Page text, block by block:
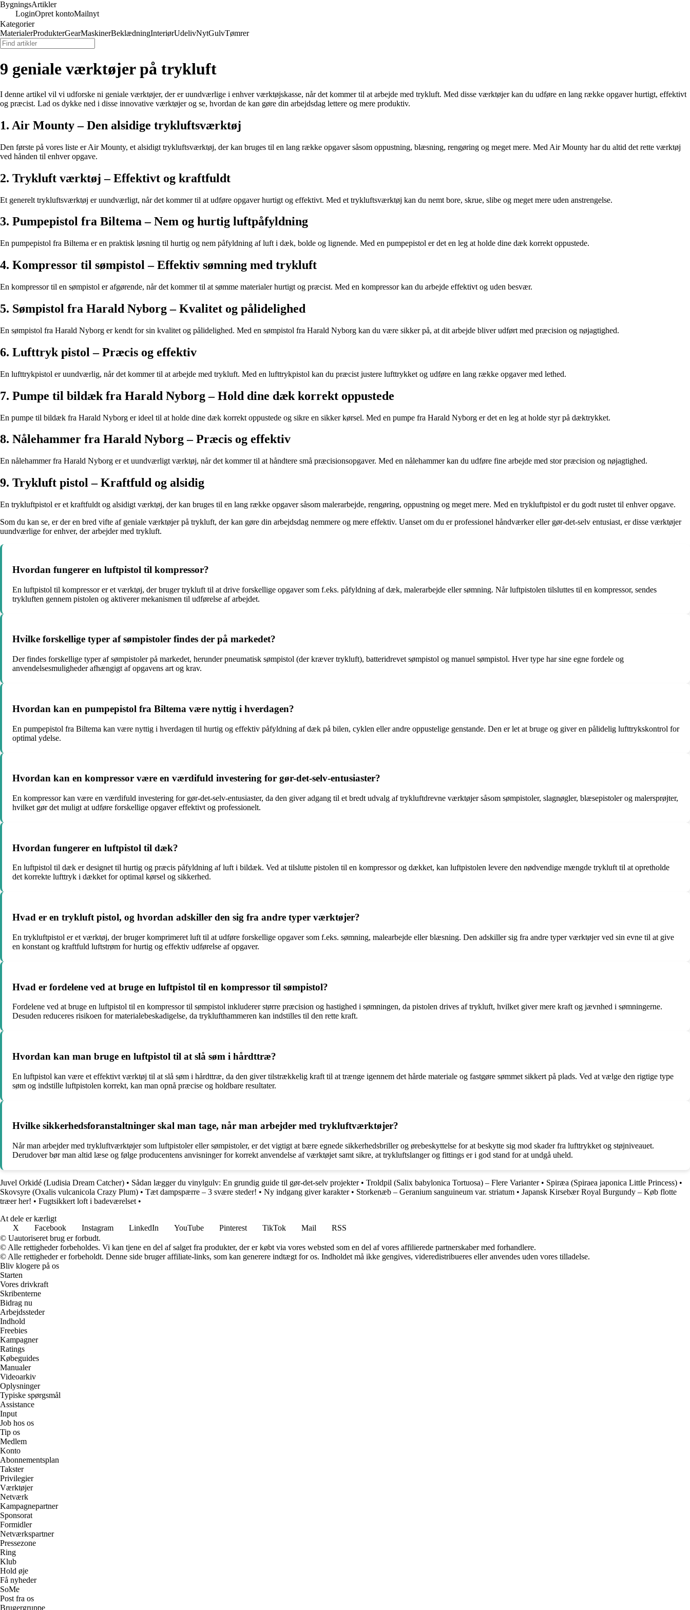
BygningsArtikler
LoginOpret kontoMailnyt
Kategorier
MaterialerProdukterGearMaskinerBeklædningInteriørUdelivNytGulvTømrer
9 geniale værktøjer på trykluft
I denne artikel vil vi udforske ni geniale værktøjer, der er uundværlige i enhver værktøjskasse, når det kommer til at arbejde med trykluft. Med disse værktøjer kan du udføre en lang række opgaver hurtigt, effektivt
og præcist. Lad os dykke ned i disse innovative værktøjer og se, hvordan de kan gøre din arbejdsdag lettere og mere produktiv.
1. Air Mounty – Den alsidige trykluftsværktøj
Den første på vores liste er Air Mounty, et alsidigt trykluftsværktøj, der kan bruges til en lang række opgaver såsom oppustning, blæsning, rengøring og meget mere. Med Air Mounty har du altid det rette værktøj
ved hånden til enhver opgave.
2. Trykluft værktøj – Effektivt og kraftfuldt
Et generelt trykluftsværktøj er uundværligt, når det kommer til at udføre opgaver hurtigt og effektivt. Med et trykluftsværktøj kan du nemt bore, skrue, slibe og meget mere uden anstrengelse.
3. Pumpepistol fra Biltema – Nem og hurtig luftpåfyldning
En pumpepistol fra Biltema er en praktisk løsning til hurtig og nem påfyldning af luft i dæk, bolde og lignende. Med en pumpepistol er det en leg at holde dine dæk korrekt oppustede.
4. Kompressor til sømpistol – Effektiv sømning med trykluft
En kompressor til en sømpistol er afgørende, når det kommer til at sømme materialer hurtigt og præcist. Med en kompressor kan du arbejde effektivt og uden besvær.
5. Sømpistol fra Harald Nyborg – Kvalitet og pålidelighed
En sømpistol fra Harald Nyborg er kendt for sin kvalitet og pålidelighed. Med en sømpistol fra Harald Nyborg kan du være sikker på, at dit arbejde bliver udført med præcision og nøjagtighed.
6. Lufttryk pistol – Præcis og effektiv
En lufttrykpistol er uundværlig, når det kommer til at arbejde med trykluft. Med en lufttrykpistol kan du præcist justere lufttrykket og udføre en lang række opgaver med lethed.
7. Pumpe til bildæk fra Harald Nyborg – Hold dine dæk korrekt oppustede
En pumpe til bildæk fra Harald Nyborg er ideel til at holde dine dæk korrekt oppustede og sikre en sikker kørsel. Med en pumpe fra Harald Nyborg er det en leg at holde styr på dæktrykket.
8. Nålehammer fra Harald Nyborg – Præcis og effektiv
En nålehammer fra Harald Nyborg er et uundværligt værktøj, når det kommer til at håndtere små præcisionsopgaver. Med en nålehammer kan du udføre fine arbejde med stor præcision og nøjagtighed.
9. Trykluft pistol – Kraftfuld og alsidig
En trykluftpistol er et kraftfuldt og alsidigt værktøj, der kan bruges til en lang række opgaver såsom malerarbejde, rengøring, oppustning og meget mere. Med en trykluftpistol er du godt rustet til enhver opgave.
Som du kan se, er der en bred vifte af geniale værktøjer på trykluft, der kan gøre din arbejdsdag nemmere og mere effektiv. Uanset om du er professionel håndværker eller gør-det-selv entusiast, er disse værktøjer
uundværlige for enhver, der arbejder med trykluft.
Hvordan fungerer en luftpistol til kompressor?
En luftpistol til kompressor er et værktøj, der bruger trykluft til at drive forskellige opgaver som f.eks. påfyldning af dæk, malerarbejde eller sømning. Når luftpistolen tilsluttes til en kompressor, sendes
trykluften gennem pistolen og aktiverer mekanismen til udførelse af arbejdet.
Hvilke forskellige typer af sømpistoler findes der på markedet?
Der findes forskellige typer af sømpistoler på markedet, herunder pneumatisk sømpistol (der kræver trykluft), batteridrevet sømpistol og manuel sømpistol. Hver type har sine egne fordele og
anvendelsesmuligheder afhængigt af opgavens art og krav.
Hvordan kan en pumpepistol fra Biltema være nyttig i hverdagen?
En pumpepistol fra Biltema kan være nyttig i hverdagen til hurtig og effektiv påfyldning af dæk på bilen, cyklen eller andre oppustelige genstande. Den er let at bruge og giver en pålidelig lufttrykskontrol for
optimal ydelse.
Hvordan kan en kompressor være en værdifuld investering for gør-det-selv-entusiaster?
En kompressor kan være en værdifuld investering for gør-det-selv-entusiaster, da den giver adgang til et bredt udvalg af trykluftdrevne værktøjer såsom sømpistoler, slagnøgler, blæsepistoler og malersprøjter,
hvilket gør det muligt at udføre forskellige opgaver effektivt og professionelt.
Hvordan fungerer en luftpistol til dæk?
En luftpistol til dæk er designet til hurtig og præcis påfyldning af luft i bildæk. Ved at tilslutte pistolen til en kompressor og dækket, kan luftpistolen levere den nødvendige mængde trykluft til at opretholde
det korrekte lufttryk i dækket for optimal kørsel og sikkerhed.
Hvad er en trykluft pistol, og hvordan adskiller den sig fra andre typer værktøjer?
En trykluftpistol er et værktøj, der bruger komprimeret luft til at udføre forskellige opgaver som f.eks. sømning, malearbejde eller blæsning. Den adskiller sig fra andre typer værktøjer ved sin evne til at give
en konstant og kraftfuld luftstrøm for hurtig og effektiv udførelse af opgaver.
Hvad er fordelene ved at bruge en luftpistol til en kompressor til sømpistol?
Fordelene ved at bruge en luftpistol til en kompressor til sømpistol inkluderer større præcision og hastighed i sømningen, da pistolen drives af trykluft, hvilket giver mere kraft og jævnhed i sømningerne.
Desuden reduceres risikoen for materialebeskadigelse, da tryklufthammeren kan indstilles til den rette kraft.
Hvordan kan man bruge en luftpistol til at slå søm i hårdttræ?
En luftpistol kan være et effektivt værktøj til at slå søm i hårdttræ, da den giver tilstrækkelig kraft til at trænge igennem det hårde materiale og fastgøre sømmet sikkert på plads. Ved at vælge den rigtige type
søm og indstille luftpistolen korrekt, kan man opnå præcise og holdbare resultater.
Hvilke sikkerhedsforanstaltninger skal man tage, når man arbejder med trykluftværktøjer?
Når man arbejder med trykluftværktøjer som luftpistoler eller sømpistoler, er det vigtigt at bære egnede sikkerhedsbriller og ørebeskyttelse for at beskytte sig mod skader fra lufttrykket og støjniveauet.
Derudover bør man altid læse og følge producentens anvisninger for korrekt anvendelse af værktøjet samt sikre, at trykluftslanger og fittings er i god stand for at undgå uheld.
Juvel Orkidé (Ludisia Dream Catcher) • Sådan lægger du vinylgulv: En grundig guide til gør-det-selv projekter• Troldpil (Salix babylonica Tortuosa) – Flere Varianter• Spiræa (Spiraea japonica Little Princess) •
Skovsyre (Oxalis vulcanicola Crazy Plum) • Tæt dampspærre – 3 svære steder! • Ny indgang giver karakter• Storkenæb – Geranium sanguineum var. striatum • Japansk Kirsebær Royal Burgundy – Køb flotte
træer her! • Fugtsikkert loft i badeværelset •
At dele er kærligt
X
Facebook Instagram LinkedIn YouTube Pinterest TikTok Mail
RSS
© Uautoriseret brug er forbudt.
© Alle rettigheder forbeholdes. Vi kan tjene en del af salget fra produkter, der er købt via vores websted som en del af vores affilierede partnerskaber med forhandlere.
© Alle rettigheder er forbeholdt. Denne side bruger affiliate-links, som kan generere indtægt for os. Indholdet må ikke gengives, videredistribueres eller anvendes uden vores tilladelse.
Bliv klogere på os
Starten
Vores drivkraft
Skribenterne
Bidrag nu
Arbejdssteder
Indhold
Freebies
Kampagner
Ratings
Købeguides
Manualer
Videoarkiv
Oplysninger
Typiske spørgsmål
Assistance
Input
Job hos os
Tip os
Medlem
Konto
Abonnementsplan
Takster
Privilegier
Værktøjer
Netværk
Kampagnepartner
Sponsorat
Formidler
Netværkspartner
Pressezone
Ring
Klub
Hold øje
Få nyheder
SoMe
Post fra os
Brugergruppe